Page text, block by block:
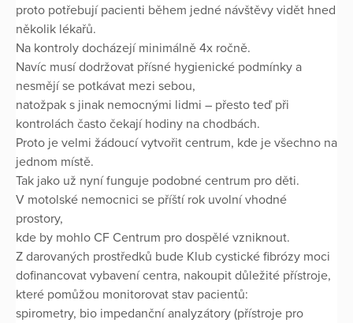
proto potřebují pacienti během jedné návštěvy vidět hned
několik lékařů.
Na kontroly docházejí minimálně 4x ročně.
Navíc musí dodržovat přísné hygienické podmínky a
nesmějí se potkávat mezi sebou,
natožpak s jinak nemocnými lidmi – přesto teď při
kontrolách často čekají hodiny na chodbách.
Proto je velmi žádoucí vytvořit centrum, kde je všechno na
jednom místě.
Tak jako už nyní funguje podobné centrum pro děti.
V motolské nemocnici se příští rok uvolní vhodné
prostory,
kde by mohlo CF Centrum pro dospělé vzniknout.
Z darovaných prostředků bude Klub cystické fibrózy moci
dofinancovat vybavení centra, nakoupit důležité přístroje,
které pomůžou monitorovat stav pacientů:
spirometry, bio impedanční analyzátory (přístroje pro